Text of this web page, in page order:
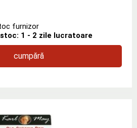
furnizor
1 - 2 zile lucratoare
cumpără